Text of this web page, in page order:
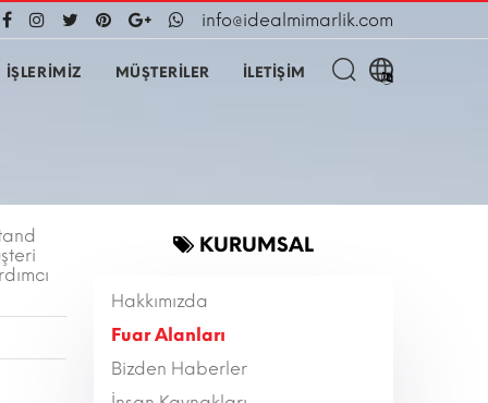
info@idealmimarlik.com
İŞLERİMİZ MÜŞTERİLER İLETİŞİM
KURUMSAL
Hakkımızda
Fuar Alanları
Bizden Haberler